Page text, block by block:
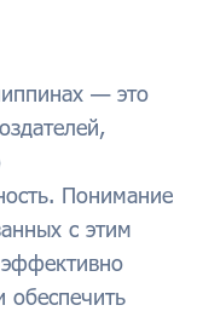
— это
Понимание
с этим
обеспечить